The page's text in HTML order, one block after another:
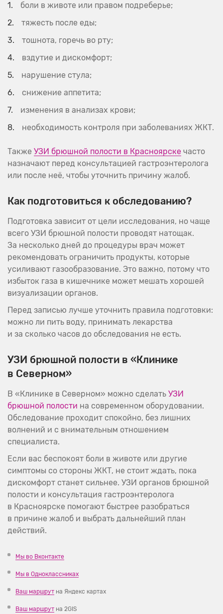
боли в животе или правом подреберье;
тяжесть после еды;
тошнота, горечь во рту;
вздутие и дискомфорт;
нарушение стула;
снижение аппетита;
изменения в анализах крови;
необходимость контроля при заболеваниях ЖКТ.
Также УЗИ брюшной полости в Красноярске часто
назначают перед консультацией гастроэнтеролога
или после неё, чтобы уточнить причину жалоб.
Как подготовиться к обследованию?
Подготовка зависит от цели исследования, но чаще
всего УЗИ брюшной полости проводят натощак.
За несколько дней до процедуры врач может
рекомендовать ограничить продукты, которые
усиливают газообразование. Это важно, потому что
избыток газа в кишечнике может мешать хорошей
визуализации органов.
Перед записью лучше уточнить правила подготовки:
можно ли пить воду, принимать лекарства
и за сколько часов до обследования не есть.
УЗИ брюшной полости в «Клинике
в Северном»
В «Клинике в Северном» можно сделать УЗИ
брюшной полости на современном оборудовании.
Обследование проходит спокойно, без лишних
волнений и с внимательным отношением
специалиста.
Если вас беспокоят боли в животе или другие
симптомы со стороны ЖКТ, не стоит ждать, пока
дискомфорт станет сильнее. УЗИ органов брюшной
полости и консультация гастроэнтеролога
в Красноярске помогают быстрее разобраться
в причине жалоб и выбрать дальнейший план
действий.
Мы во Вконтакте
Мы в Одноклассниках
Ваш маршрут на Яндекс картах
Ваш маршрут на 2GIS